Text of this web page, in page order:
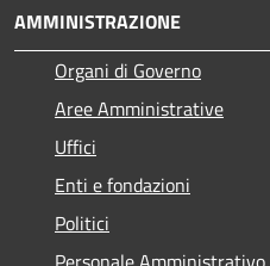
AMMINISTRAZIONE
Organi di Governo
Aree Amministrative
Uffici
Enti e fondazioni
Politici